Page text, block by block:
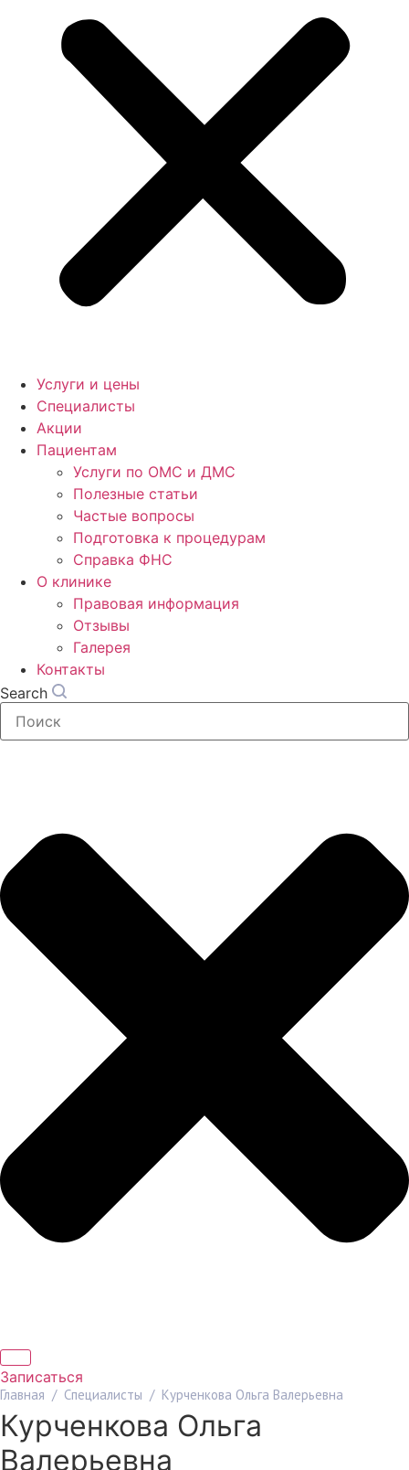
Услуги и цены
Специалисты
Акции
Пациентам
Услуги по ОМС и ДМС
Полезные статьи
Частые вопросы
Подготовка к процедурам
Справка ФНС
О клинике
Правовая информация
Отзывы
Галерея
Контакты
Search
Записаться
Главная / Специалисты / Курченкова Ольга Валерьевна
Курченкова Ольга
Валерьевна